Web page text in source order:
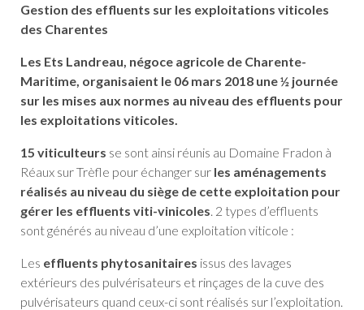
Gestion des effluents sur les exploitations viticoles
des Charentes
Les Ets Landreau, négoce agricole de Charente-
Maritime, organisaient le 06 mars 2018 une ½ journée
sur les mises aux normes au niveau des effluents pour
les exploitations viticoles.
15 viticulteurs se sont ainsi réunis au Domaine Fradon à
Réaux sur Trèfle pour échanger sur les aménagements
réalisés au niveau du siège de cette exploitation pour
gérer les effluents viti-vinicoles. 2 types d’effluents
sont générés au niveau d’une exploitation viticole :
Les effluents phytosanitaires issus des lavages
extérieurs des pulvérisateurs et rinçages de la cuve des
pulvérisateurs quand ceux-ci sont réalisés sur l’exploitation.